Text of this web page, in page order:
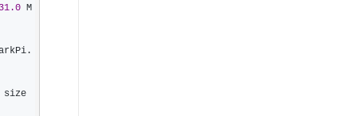
M